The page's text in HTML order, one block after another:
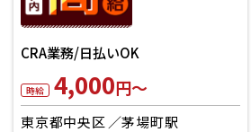
一般事務
時給 3,950円～
東京都豊島区 池袋駅